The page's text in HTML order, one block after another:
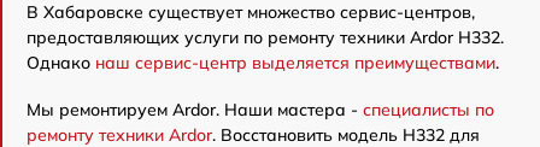
В Хабаровске существует множество сервис-центров,
предоставляющих услуги по ремонту техники Ardor H332.
Однако наш сервис-центр выделяется преимуществами.
Мы ремонтируем Ardor. Наши мастера - специалисты по
ремонту техники Ardor. Восстановить модель H332 для